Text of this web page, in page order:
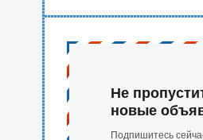
Не
новые
Подпишитесь